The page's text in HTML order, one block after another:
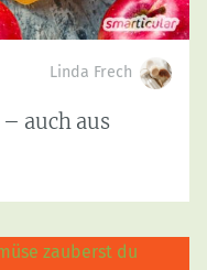
Linda Frech
auch aus